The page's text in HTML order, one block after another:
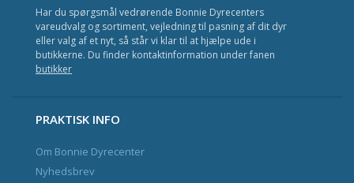
Gnavere
Krybdyr
Havedam
Nyhedsbrev og Kundeklub
Kontakt
Har du spørgsmål vedrørende Bonnie Dyrecenters
vareudvalg og sortiment, vejledning til pasning af dit dyr
eller valg af et nyt, så står vi klar til at hjælpe ude i
butikkerne. Du finder kontaktinformation under fanen
butikker
PRAKTISK INFO
Om Bonnie Dyrecenter
Nyhedsbrev